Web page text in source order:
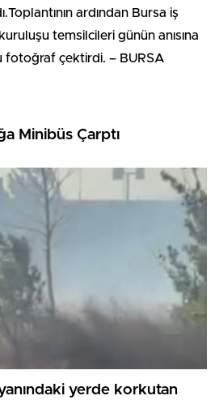
ardından Bursa iş
temsilcileri günün anısına
fotoğraf çektirdi. – BURSA
Minibüs Çarptı
yerde korkutan